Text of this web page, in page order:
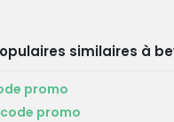
similaires à
promo
code promo